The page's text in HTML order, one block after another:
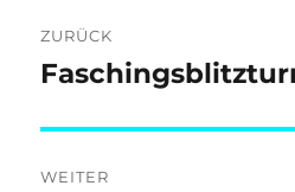
ZURÜCK
Vorheriger
WEITER